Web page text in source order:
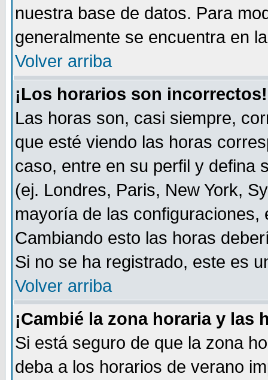
nuestra base de datos. Para
generalmente se encuentra en
Volver arriba
¡Los horarios son incorrectos!
Las horas son, casi siempre,
que esté viendo las horas
caso, entre en su perfil y defina
(ej. Londres, Paris, New York,
mayoría de las
Cambiando esto las horas
Si no se ha registrado, este es
Volver arriba
¡Cambié la zona horaria y
Si está seguro de que la zona
deba a los horarios de verano